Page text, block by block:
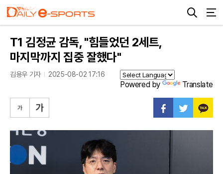
T1 김정균 감독, "힘들었던 2세트,
마지막까지 집중 잘했다"
김용우 기자 2025-08-02 17:16
Powered by Translate